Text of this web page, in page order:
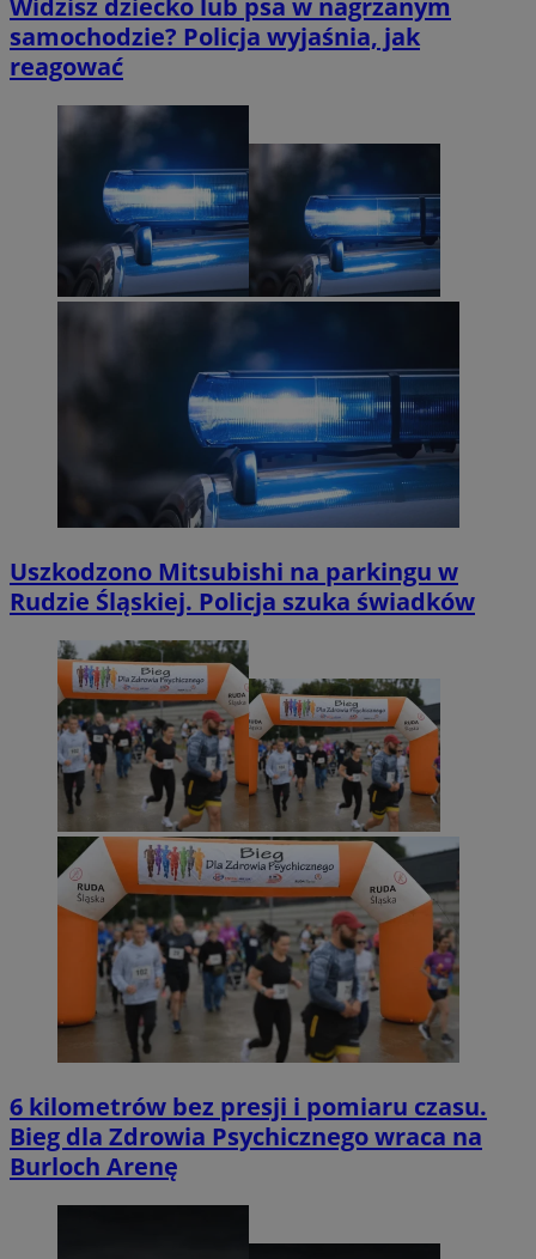
samochodzie? Policja wyjaśnia, jak
reagować
Uszkodzono Mitsubishi na parkingu w
Rudzie Śląskiej. Policja szuka świadków
6 kilometrów bez presji i pomiaru czasu.
Bieg dla Zdrowia Psychicznego wraca na
Burloch Arenę